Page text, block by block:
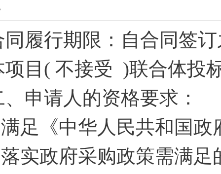
同履行期限：自合同签
项目( 不接受 )联合体投
、申请人的资格要求：
满足《中华人民共和国
落实政府采购政策需满足